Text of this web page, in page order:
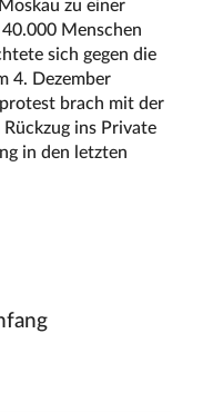
zu einer
Menschen
sich gegen die
4. Dezember
brach mit der
ins Private
in den letzten